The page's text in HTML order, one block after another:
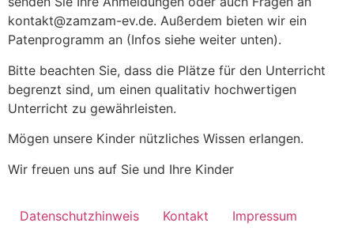
kontakt@zamzam-ev.de. Außerdem bieten wir ein
Patenprogramm an (Infos siehe weiter unten).
Bitte beachten Sie, dass die Plätze für den Unterricht
begrenzt sind, um einen qualitativ hochwertigen
Unterricht zu gewährleisten.
Mögen unsere Kinder nützliches Wissen erlangen.
Wir freuen uns auf Sie und Ihre Kinder
Datenschutzhinweis Kontakt Impressum